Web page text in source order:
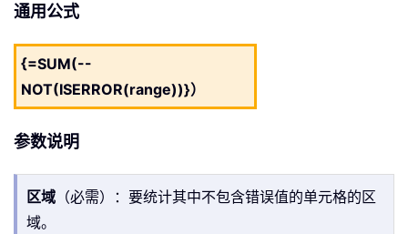
通用公式
{=SUM(--
NOT(ISERROR(range))}）
参数说明
区域 （必需）：要统计其中不包含错误值的单元格的区
域。